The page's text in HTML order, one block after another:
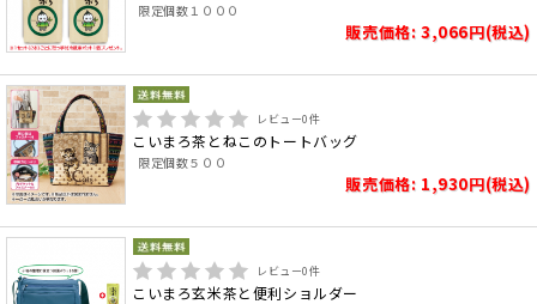
限定個数１０００
販売価格: 3,066円(税込)
レビュー0件
こいまろ茶とねこのトートバッグ
限定個数５００
販売価格: 1,930円(税込)
レビュー0件
こいまろ玄米茶と便利ショルダー